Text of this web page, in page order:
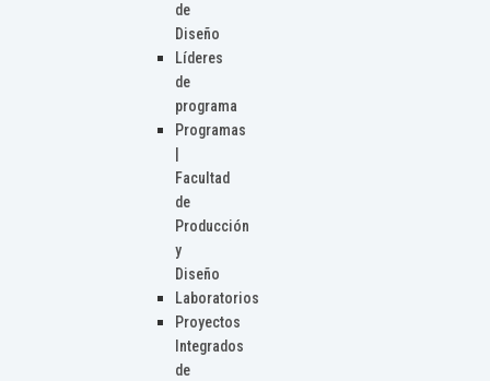
de
Diseño
Líderes
de
programa
Programas
Facultad
de
Producción
y
Diseño
Laboratorios
Proyectos
Integrados
de